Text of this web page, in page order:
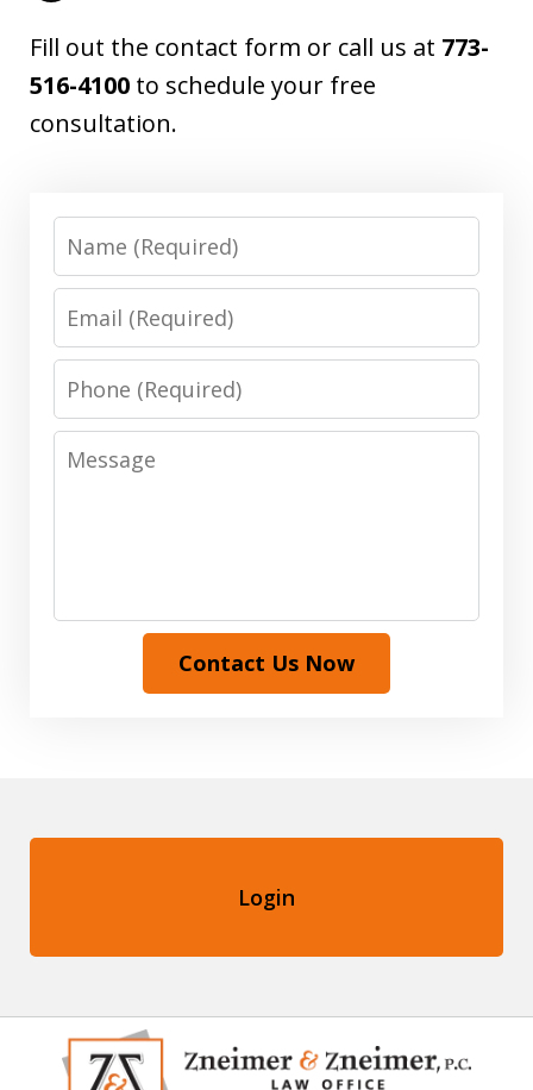
Fill out the contact form or call us at 773-
516-4100 to schedule your free
consultation.
Name
Email
Phone
Message
Contact Us Now
Login